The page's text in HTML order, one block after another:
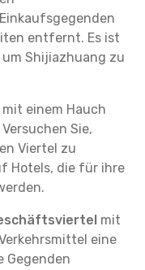
entfernt. Es ist
Shijiazhuang zu
einem Hauch
Sie,
Viertel zu
Hotels, die für ihre
mit
eine
Gegenden